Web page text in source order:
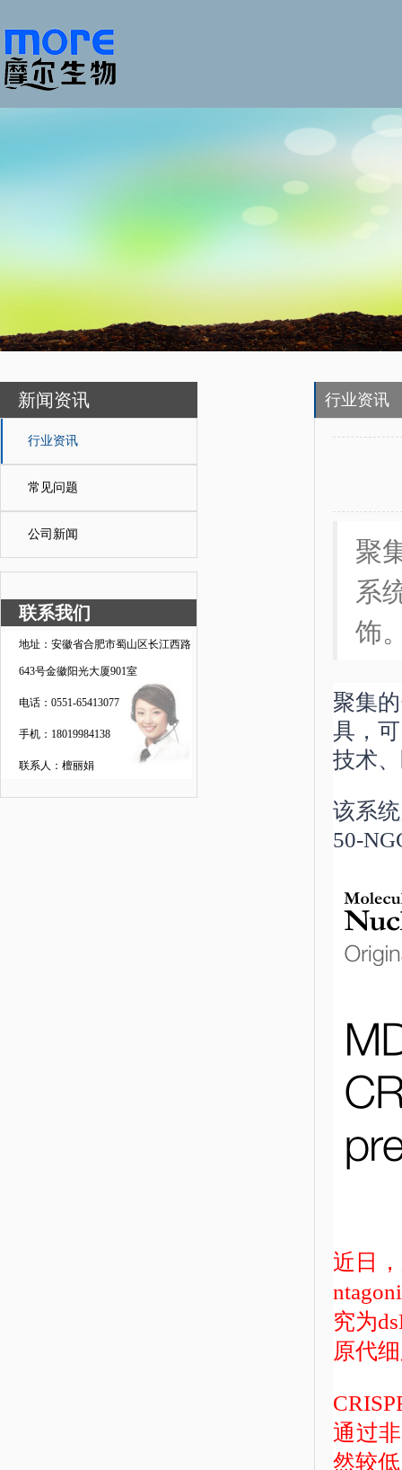
新闻资讯
行业资讯
常见问题
公司新闻
联系我们
地址：安徽省合肥市蜀山区长江西路
643号金徽阳光大厦901室
电话：0551-65413077
手机：18019984138
联系人：檀丽娟
行业资讯
聚
系
饰
聚集
具，
技术
该系
50-
近日
究为
原代
通过
然较